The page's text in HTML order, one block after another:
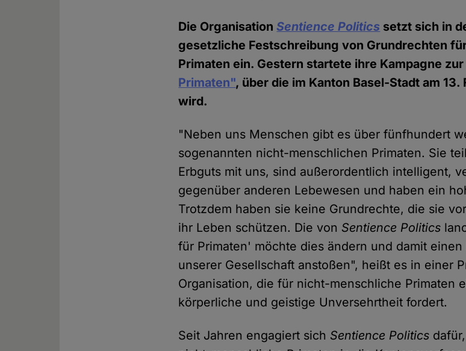
Die OrganisationSentience Politics setzt sich in
gesetzliche Festschreibung von Grundrechten
Primaten ein. Gestern startete ihre Kampagne zur
Primaten", über die im Kanton Basel-Stadt am
wird.
"Neben uns Menschen gibt es über fünfhundert
sogenannten nicht-menschlichen Primaten. Sie
Erbguts mit uns, sind außerordentlich intelligent,
gegenüber anderen Lebewesen und haben ein
Trotzdem haben sie keine Grundrechte, die sie
ihr Leben schützen. Die von Sentience Politics
für Primaten' möchte dies ändern und damit
unserer Gesellschaft anstoßen", heißt es in einer
Organisation, die für nicht-menschliche Primaten
körperliche und geistige Unversehrtheit fordert.
Seit Jahren engagiert sich Sentience Politics